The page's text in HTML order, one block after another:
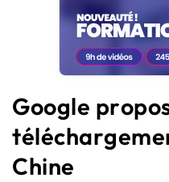
Actus SEO
Plateforme
Solutions
Ressources
Audit SEO
Google
Chine